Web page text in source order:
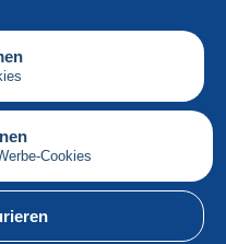
Cookies
Deutsch